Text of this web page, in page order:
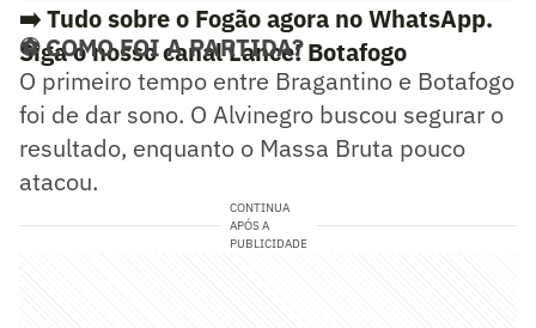
➡️ Tudo sobre o Fogão agora no WhatsApp.
Siga o nosso canal Lance! Botafogo
⚽ COMO FOI A PARTIDA?
O primeiro tempo entre Bragantino e Botafogo
foi de dar sono. O Alvinegro buscou segurar o
resultado, enquanto o Massa Bruta pouco
atacou.
CONTINUA
APÓS A
PUBLICIDADE